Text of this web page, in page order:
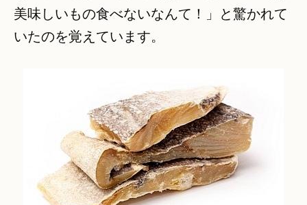
美味しいもの食べないなんて！」と驚かれて
いたのを覚えています。